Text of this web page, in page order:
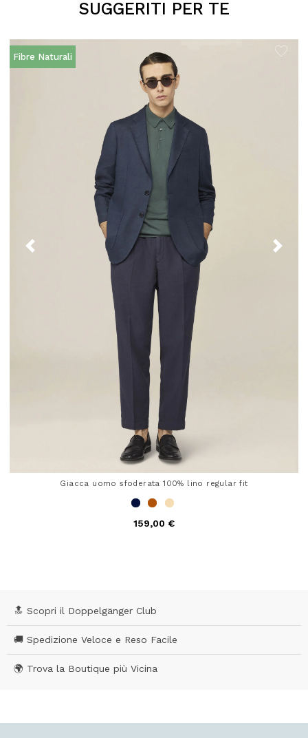
SUGGERITI PER TE
Fibre Naturali
Giacca uomo sfoderata 100% lino regular fit
159,00 €
🔝 Scopri il Doppelgänger Club
🚚 Spedizione Veloce e Reso Facile
🌍 Trova la Boutique più Vicina